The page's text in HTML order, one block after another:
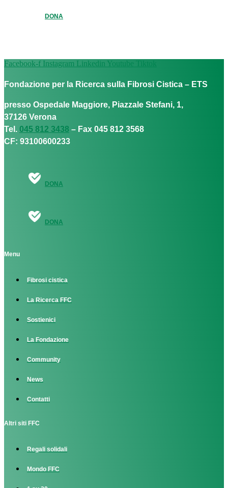
DONA
Facebook-f Instagram Linkedin Youtube Tiktok
Fondazione per la Ricerca sulla Fibrosi Cistica – ETS
presso Ospedale Maggiore, Piazzale Stefani, 1,
37126 Verona
Tel. 045 812 3438 – Fax 045 812 3568
CF: 93100600233
DONA
DONA
Menu
Fibrosi cistica
La Ricerca FFC
Sostienici
La Fondazione
Community
News
Contatti
Altri siti FFC
Regali solidali
Mondo FFC